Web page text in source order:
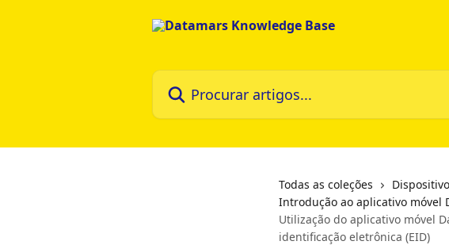
Procurar artigos...
Todas as coleções
Introdução ao aplicativo móvel
Utilização do aplicativo móvel
identificação eletrônica (EID)